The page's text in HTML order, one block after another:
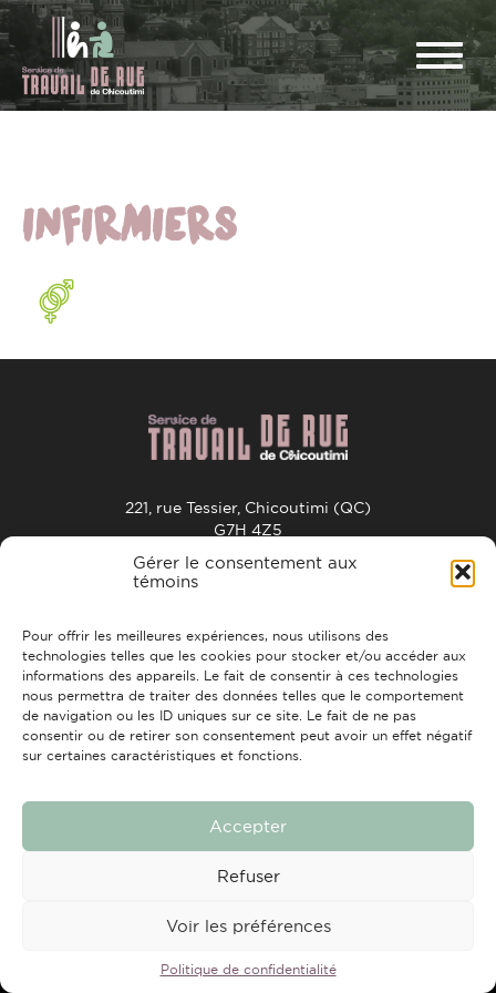
Gérer le consentement aux
témoins
Pour offrir les meilleures expériences, nous utilisons des
technologies telles que les cookies pour stocker et/ou accéder aux
informations des appareils. Le fait de consentir à ces technologies
nous permettra de traiter des données telles que le comportement
de navigation ou les ID uniques sur ce site. Le fait de ne pas
consentir ou de retirer son consentement peut avoir un effet négatif
sur certaines caractéristiques et fonctions.
Accepter
Refuser
Voir les préférences
Politique de confidentialité
INFIRMIERS
221, rue Tessier, Chicoutimi (QC)
G7H 4Z5
Tous droits réservés © 2026 Travail de rue Chicoutimi